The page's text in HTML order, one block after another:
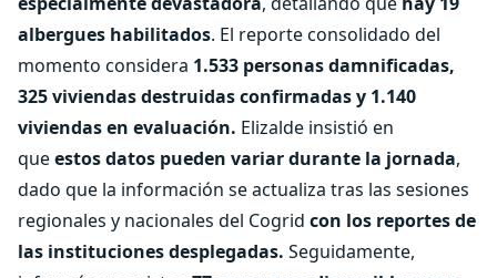
albergues habilitados. El reporte consolidado del
momento considera 1.533 personas damnificadas,
325 viviendas destruidas confirmadas y 1.140
viviendas en evaluación. Elizalde insistió en
queestos datos pueden variar durante la jornada,
dado que la información se actualiza tras las sesiones
regionales y nacionales del Cogrid con los reportes de
las instituciones desplegadas. Seguidamente,